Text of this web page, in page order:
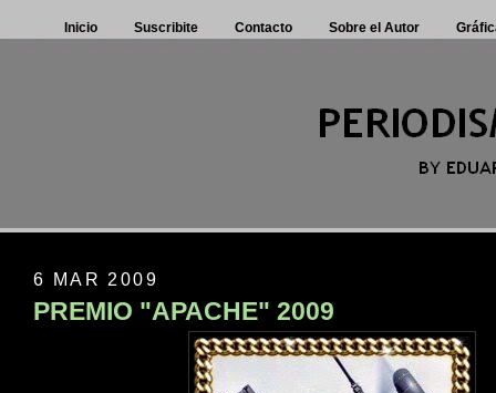
Inicio Suscribite Contacto Sobre el Autor
6 MAR 2009
PREMIO "APACHE" 2009